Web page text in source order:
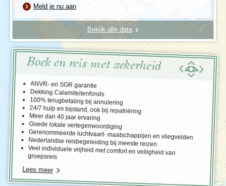
Meld je nu aan
Bekijk alle data
Boek en reis met zekerheid
ANVR- en SGR garantie
Dekking Calamiteitenfonds
100% terugbetaling bij annulering
24/7 hulp en bijstand, ook bij repatriëring
Meer dan 40 jaar ervaring
Goede lokale vertegenwoordiging
Gerenommeerde luchtvaart- maatschappijen en vliegvelden
Nederlandse reisbegeleiding bij meeste reizen
Veel individuele vrijheid met comfort en veiligheid van
groepsreis
Lees meer